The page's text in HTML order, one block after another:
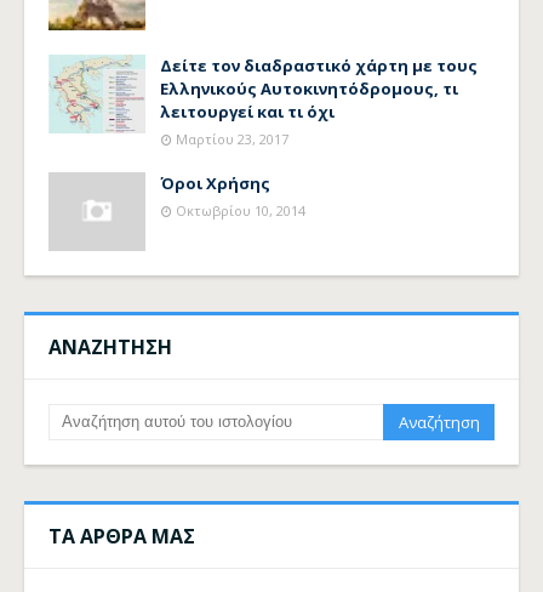
Δείτε τον διαδραστικό χάρτη με τους
Ελληνικούς Αυτοκινητόδρομους, τι
λειτουργεί και τι όχι
Μαρτίου 23, 2017
Όροι Χρήσης
Οκτωβρίου 10, 2014
ΑΝΑΖΗΤΗΣΗ
ΤΑ ΑΡΘΡΑ ΜΑΣ